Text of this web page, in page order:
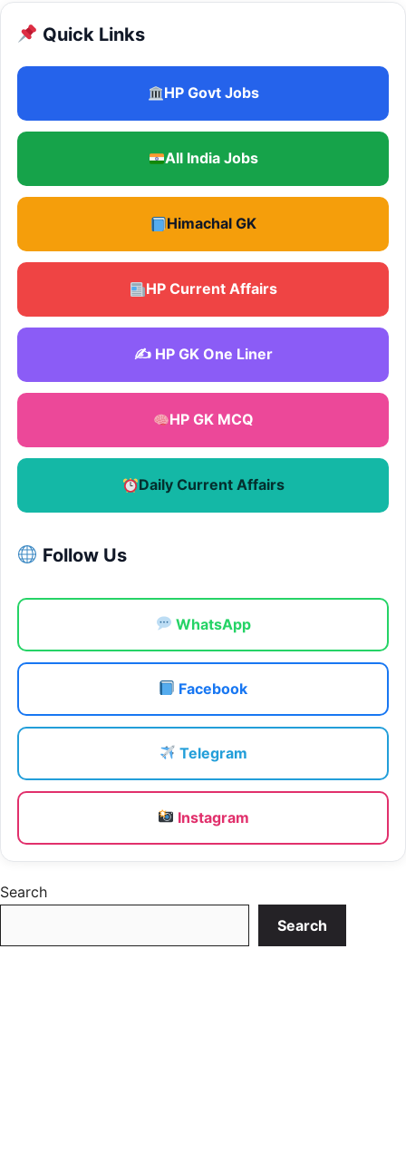
Quick Links
HP Govt Jobs
All India Jobs
Himachal GK
HP Current Affairs
✍️ HP GK One Liner
HP GK MCQ
Daily Current Affairs
Follow Us
WhatsApp
Facebook
Telegram
Instagram
Search
Search